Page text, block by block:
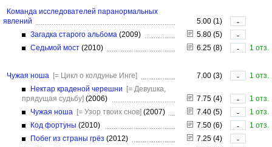
Команда исследователей паранормальных
явлений
5.00 (1)
-
Загадка старого альбома (2009) 5.80 (5)
-
Седьмой мост (2010) 6.25 (8) - 1 отз.
Чужая ноша [= Цикл о колдунье Инге] 7.00 (3) -
1 отз.
Нектар краденой черешни
[= Девушка,
прядущая судьбу] (2006) 7.75 (4) -
1 отз.
Чужая ноша [= Узор твоих снов] (2007) 7.40 (5) -
1 отз.
Код фортуны (2010) 7.50 (6) -
1 отз.
Побег из страны грёз (2012) 7.25 (4)
-